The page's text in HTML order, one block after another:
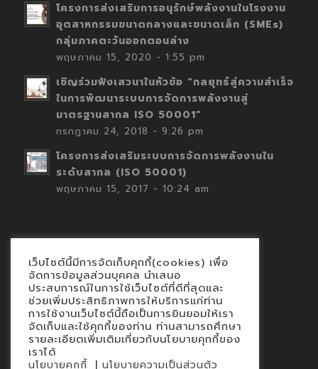
โครงการส่งเสริมการอนุรักษ์พลังงานในโรงงาน
อุตสาหกรรมขนาดกลางและขนาดเล็ก (SMEs)
กลุ่มภาคตะวันออกตอนล่าง
พฤษภาคม 15, 2020 - 1:55 pm
เชิญร่วมฟังเสวนาในหัวข้อ “กลยุทธ์สู่ความสำเร็จ
ในการพัฒนาระบบการจัดการพลังงานสู่
มาตรฐานสากล ISO 50001”
กรกฎาคม 24, 2018 - 9:26 pm
โครงการส่งเสริมระบบการจัดการพลังงานใน
ระดับสากล (ISO 50001)
พฤษภาคม 15, 2017 - 10:24 am
Contact
นโยบายคุกกี้
นโยบายข้อมูลส่วนบุคคล
เว็บไซต์นี้มีการจัดเก็บคุกกี้(cookies) เพื่อ
จัดการข้อมูลส่วนบุคคล นำเสนอ
ประสบการณ์ในการใช้เว็บไซต์ที่ดีที่สุดและ
ช่วยเพิ่มประสิทธิภาพการให้บริการแก่ท่าน
การใช้งานเว็บไซต์นี้ถือเป็นการยินยอมให้เรา
จัดเก็บและใช้คุกกี้ของท่าน ท่านสามารถศึกษา
รายละเอียดเพิ่มเติมเกี่ยวกับนโยบายคุกกี้ของ
เราได้
นโยบายคุกกี้ | นโยบายความเป็นส่วนตัว